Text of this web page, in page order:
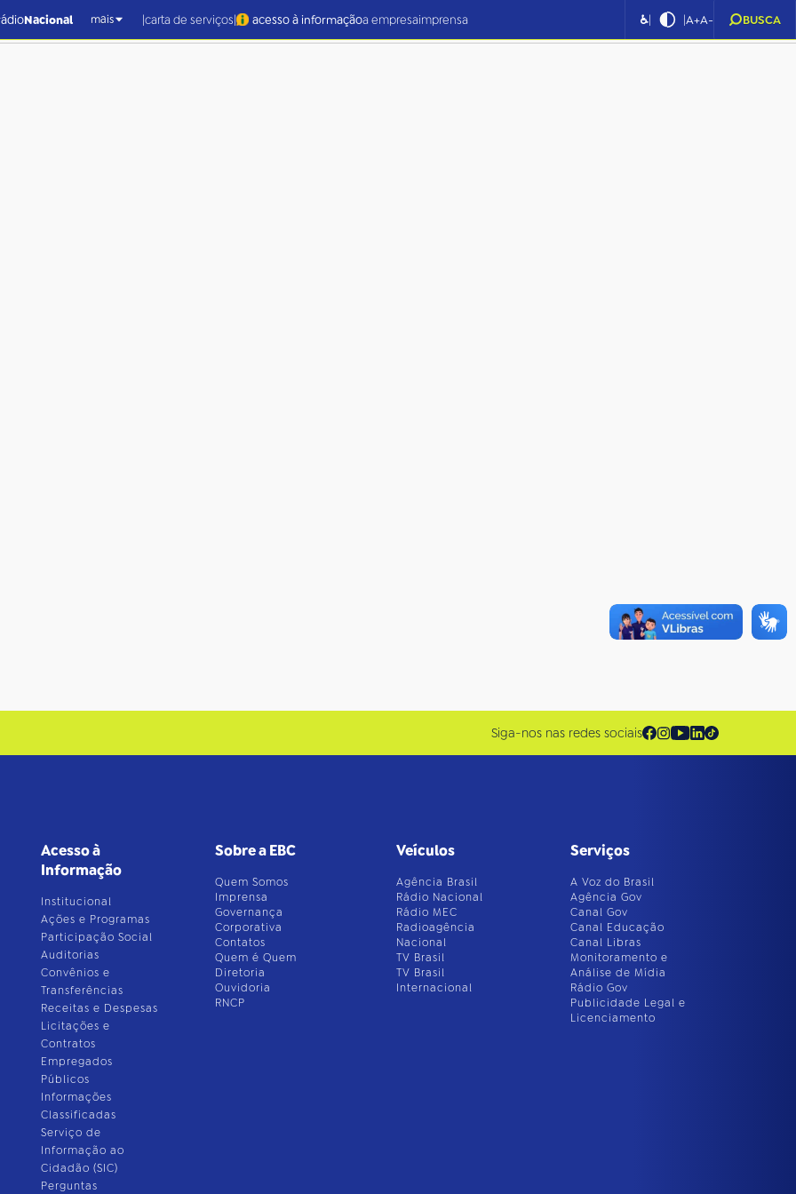
Nacional mais |carta de serviços| acesso à informaçãoa empresaimprensa ♿| |A+A- BUSCA
Siga-nos nas redes sociais
Acesso à
Informação
Institucional
Ações e Programas
Participação Social
Auditorias
Convênios e
Transferências
Receitas e Despesas
Licitações e
Contratos
Empregados
Públicos
Informações
Classificadas
Serviço de
Informação ao
Cidadão (SIC)
Perguntas
Sobre a EBC
Quem Somos
Imprensa
Governança
Corporativa
Contatos
Quem é Quem
Diretoria
Ouvidoria
RNCP
Veículos
Agência Brasil
Rádio Nacional
Rádio MEC
Radioagência
Nacional
TV Brasil
TV Brasil
Internacional
Serviços
A Voz do Brasil
Agência Gov
Canal Gov
Canal Educação
Canal Libras
Monitoramento e
Análise de Mídia
Rádio Gov
Publicidade Legal e
Licenciamento